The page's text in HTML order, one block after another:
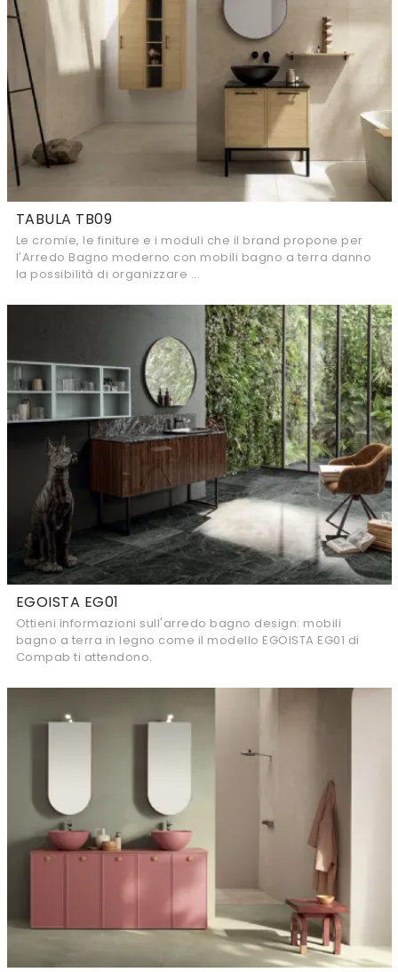
TABULA TB09
Le cromie, le finiture e i moduli che il brand propone per
l’Arredo Bagno moderno con mobili bagno a terra danno
la possibilità di organizzare ...
EGOISTA EG01
Ottieni informazioni sull'arredo bagno design: mobili
bagno a terra in legno come il modello EGOISTA EG01 di
Compab ti attendono.